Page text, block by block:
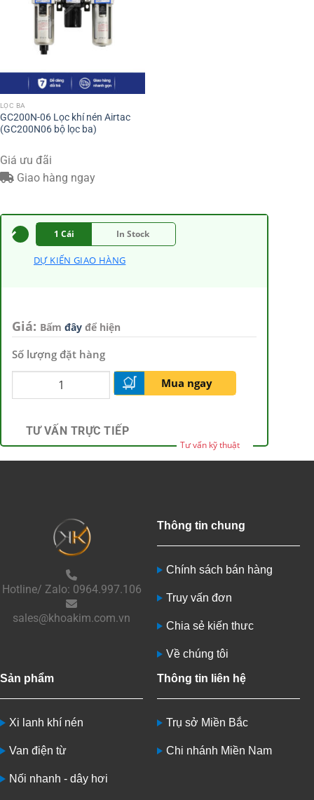
LỌC BA
GC200N-06 Lọc khí nén Airtac
(GC200N06 bộ lọc ba)
Giá ưu đãi
Giao hàng ngay
1 Cái In Stock
DỰ KIẾN GIAO HÀNG
Giá: Bấm đây để hiện
Số lượng đặt hàng
Mua ngay
TƯ VẤN TRỰC TIẾP
Tư vấn kỹ thuật
Hotline/ Zalo: 0964.997.106
sales@khoakim.com.vn
Thông tin chung
Chính sách bán hàng
Truy vấn đơn
Chia sẻ kiến thưc
Về chúng tôi
Sản phẩm
Xi lanh khí nén
Van điện từ
Nối nhanh - dây hơi
Thông tin liên hệ
Trụ sở Miền Bắc
Chi nhánh Miền Nam